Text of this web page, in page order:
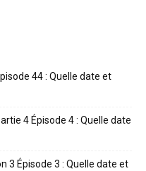
44 : Quelle date et
4 Épisode 4 : Quelle date
3 Épisode 3 : Quelle date et